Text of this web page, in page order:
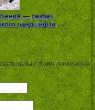
— секрет
ландшафта→
поля помечены